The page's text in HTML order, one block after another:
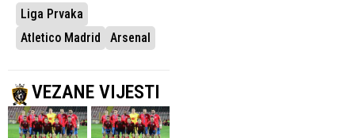
Liga Prvaka
Atletico Madrid
Arsenal
VEZANE VIJESTI